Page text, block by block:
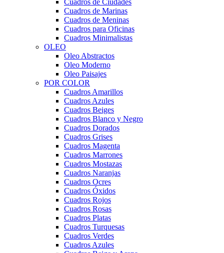
Cuadros de Ciudades
Cuadros de Marinas
Cuadros de Meninas
Cuadros para Oficinas
Cuadros Minimalistas
OLEO
Oleo Abstractos
Oleo Moderno
Oleo Paisajes
POR COLOR
Cuadros Amarillos
Cuadros Azules
Cuadros Beiges
Cuadros Blanco y Negro
Cuadros Dorados
Cuadros Grises
Cuadros Magenta
Cuadros Marrones
Cuadros Mostazas
Cuadros Naranjas
Cuadros Ocres
Cuadros Óxidos
Cuadros Rojos
Cuadros Rosas
Cuadros Platas
Cuadros Turquesas
Cuadros Verdes
Cuadros Azules